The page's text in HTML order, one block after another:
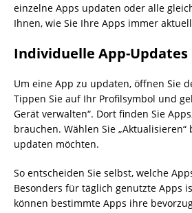
einzelne Apps updaten oder alle
Ihnen, wie Sie Ihre Apps immer
Individuelle App-Updates
Um eine App zu updaten, öffnen Sie
Tippen Sie auf Ihr Profilsymbol und
Gerät verwalten“. Dort finden Sie
brauchen. Wählen Sie „Aktualisieren“
updaten möchten.
So entscheiden Sie selbst, welche
Besonders für täglich genutzte Apps
können bestimmte Apps ihre